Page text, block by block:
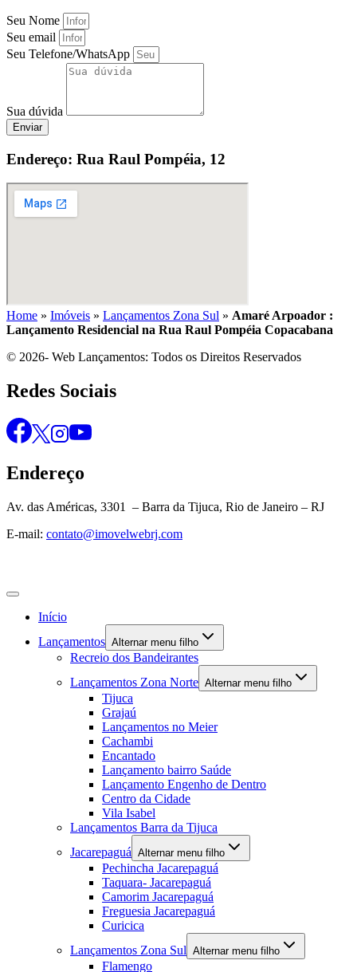
Seu Nome
Seu email
Seu Telefone/WhatsApp
Sua dúvida
Enviar
Endereço: Rua Raul Pompéia, 12
Home » Imóveis » Lançamentos Zona Sul » Amaré Arpoador :
Lançamento Residencial na Rua Raul Pompéia Copacabana
© 2026- Web Lançamentos: Todos os Direitos Reservados
Redes Sociais
Endereço
Av. das Américas, 3301 – Barra da Tijuca, Rio de Janeiro – RJ
E-mail: contato@imovelwebrj.com
Início
Lançamentos Alternar menu filho
Recreio dos Bandeirantes
Lançamentos Zona Norte Alternar menu filho
Tijuca
Grajaú
Lançamentos no Meier
Cachambi
Encantado
Lançamento bairro Saúde
Lançamento Engenho de Dentro
Centro da Cidade
Vila Isabel
Lançamentos Barra da Tijuca
Jacarepaguá Alternar menu filho
Pechincha Jacarepaguá
Taquara- Jacarepaguá
Camorim Jacarepaguá
Freguesia Jacarepaguá
Curicica
Lançamentos Zona Sul Alternar menu filho
Flamengo